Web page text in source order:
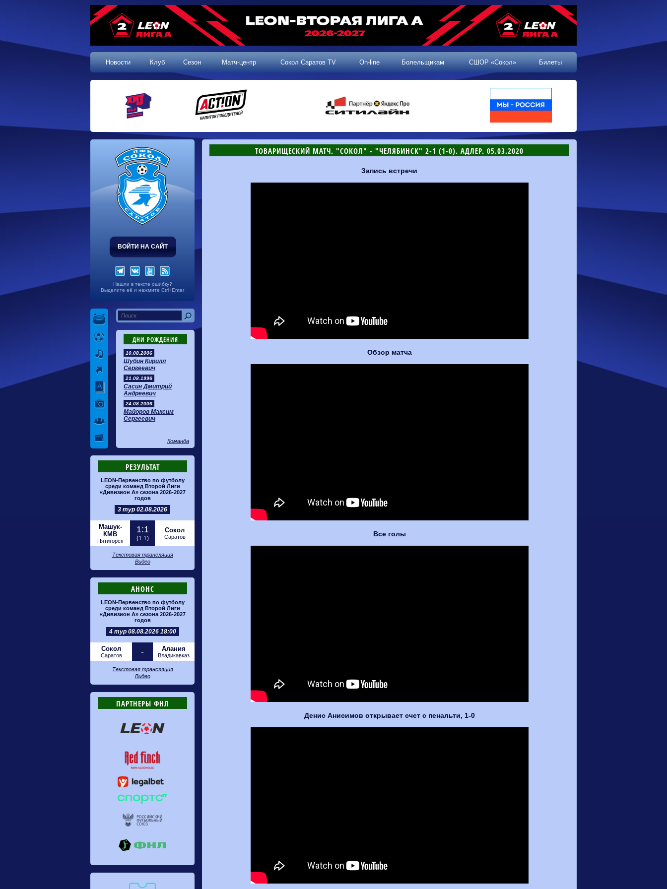
Новости Клуб Сезон Матч-центр Сокол Саратов TV On-line Болельщикам СШОР «Сокол» Билеты
ВОЙТИ НА САЙТ
Нашли в тексте ошибку?
Выделите её и нажмите Ctrl+Enter
ДНИ РОЖДЕНИЯ
10.08.2006
Шубин Кирилл
Сергеевич
21.08.1996
Сасин Дмитрий
Андреевич
24.08.2006
Майоров Максим
Сергеевич
Команда
РЕЗУЛЬТАТ
LEON-Первенство по футболу
среди команд Второй Лиги
«Дивизион А» сезона 2026-2027
годов
3 тур 02.08.2026
Машук-
КМВ
Пятигорск
1:1
(1:1)
Сокол
Саратов
Текстовая трансляция
Видео
АНОНС
LEON-Первенство по футболу
среди команд Второй Лиги
«Дивизион А» сезона 2026-2027
годов
4 тур 08.08.2026 18:00
Сокол
Саратов - Алания
Владикавказ
Текстовая трансляция
Видео
ПАРТНЕРЫ ФНЛ
ТОВАРИЩЕСКИЙ МАТЧ. "СОКОЛ" - "ЧЕЛЯБИНСК" 2-1 (1-0). АДЛЕР. 05.03.2020
Запись встречи
Обзор матча
Все голы
Денис Анисимов открывает счет с пенальти, 1-0